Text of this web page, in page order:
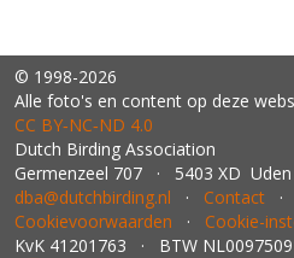
© 1998-2026
Alle foto's en content op deze
CC BY‑NC‑ND 4.0
Dutch Birding Association
Germenzeel 707 · 5403 XD Uden
dba@dutchbirding.nl · Contact ·
Cookievoorwaarden · Cookie-
KvK 41201763 · BTW